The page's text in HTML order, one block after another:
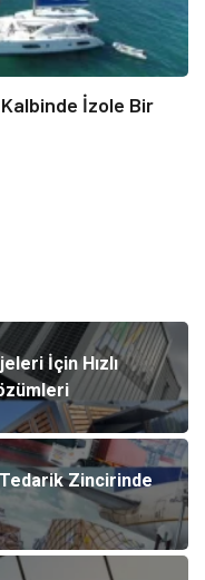
İzole Bir
İçin Hızlı
Zincirinde